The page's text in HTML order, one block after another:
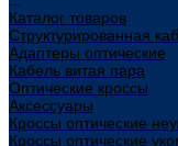
Каталог товаров
Структурированная
Адаптеры оптические
Кабель витая пара
Оптические кроссы
Аксессуары
Кроссы оптические
Кроссы оптические